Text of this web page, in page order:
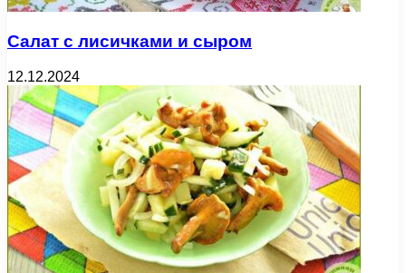
Салат с лисичками и сыром
12.12.2024